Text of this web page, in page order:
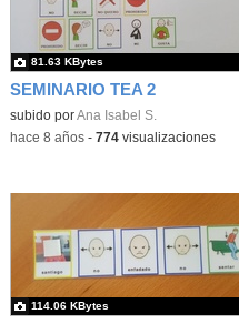
SEMINARIO TEA 2
subido porAna Isabel S.
81.63 KBytes
-hace 8 años- 774visualizaciones
114.06 KBytes